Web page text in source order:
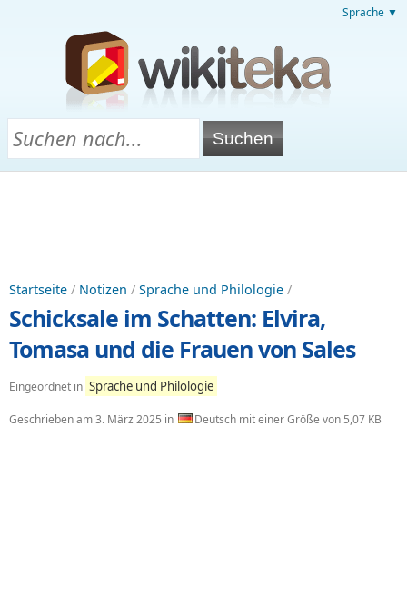
Sprache ▼
Startseite / Notizen / Sprache und Philologie /
Schicksale im Schatten: Elvira,
Tomasa und die Frauen von Sales
Eingeordnet in Sprache und Philologie
Geschrieben am3. März 2025 in Deutsch mit einer Größe von 5,07 KB